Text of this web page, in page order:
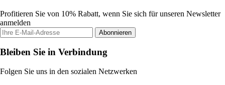
Profitieren Sie von 10% Rabatt, wenn Sie sich für unseren Newsletter
anmelden
Abonnieren
Bleiben Sie in Verbindung
Folgen Sie uns in den sozialen Netzwerken